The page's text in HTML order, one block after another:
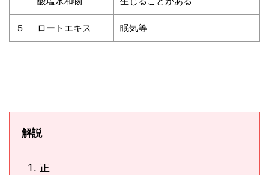
５ ロートエキス 眠気等
解説
正